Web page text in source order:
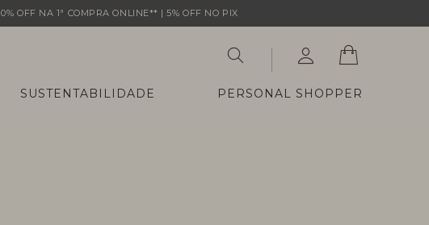
OFF NA 1ª COMPRA ONLINE** | 5% OFF NO PIX
SUSTENTABILIDADE PERSONAL SHOPPER